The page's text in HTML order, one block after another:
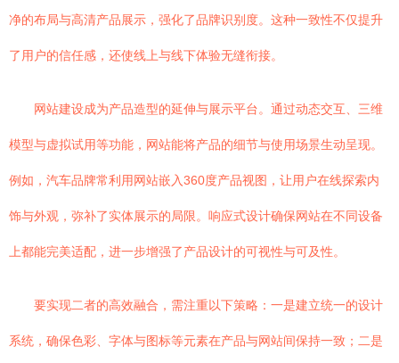
净的布局与高清产品展示，强化了品牌识别度。这种一致性不仅提升
了用户的信任感，还使线上与线下体验无缝衔接。
网站建设成为产品造型的延伸与展示平台。通过动态交互、三维
模型与虚拟试用等功能，网站能将产品的细节与使用场景生动呈现。
例如，汽车品牌常利用网站嵌入360度产品视图，让用户在线探索内
饰与外观，弥补了实体展示的局限。响应式设计确保网站在不同设备
上都能完美适配，进一步增强了产品设计的可视性与可及性。
要实现二者的高效融合，需注重以下策略：一是建立统一的设计
系统，确保色彩、字体与图标等元素在产品与网站间保持一致；二是